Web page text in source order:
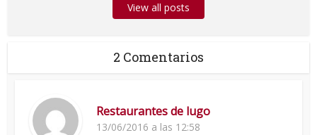
View all posts
2 Comentarios
Restaurantes de lugo
13/06/2016 a las 12:58